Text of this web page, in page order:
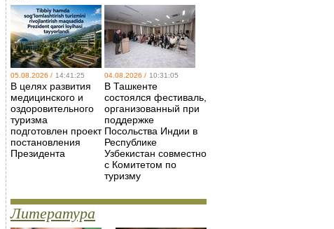
05.08.2026 / 14:41:25
В целях развития
медицинского и
оздоровительного
туризма
подготовлен проект
постановления
Президента
04.08.2026 / 10:31:05
В Ташкенте
состоялся фестиваль,
организованный при
поддержке
Посольства Индии в
Республике
Узбекистан совместно
с Комитетом по
туризму
Литература